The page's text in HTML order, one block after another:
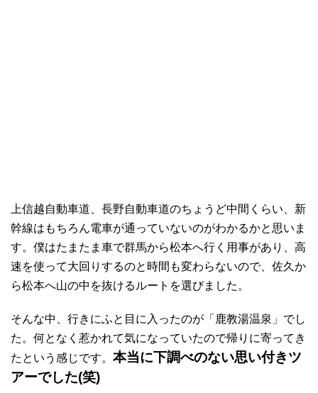
上信越自動車道、長野自動車道のちょうど中間くらい、新
幹線はもちろん電車が通っていないのがわかるかと思いま
す。僕はたまたま車で群馬から松本へ行く用事があり、高
速を使って大回りするのと時間も変わらないので、佐久か
ら松本へ山の中を抜けるルートを選びました。
そんな中、行きにふと目に入ったのが「鹿教湯温泉」でし
た。何となく惹かれて気になっていたので帰りに寄ってき
たという感じです。 本当に下調べのない思い付きツ
アーでした(笑)